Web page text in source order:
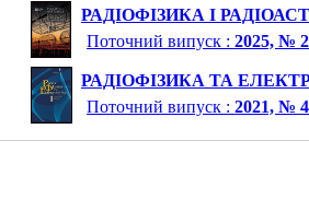
РАДІОФІЗИКА І
Поточний випуск :2025, № 2
РАДІОФІЗИКА ТА
Поточний випуск :2021, № 4